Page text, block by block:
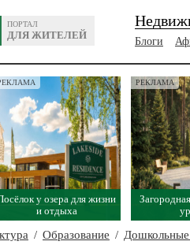
ПОРТАЛ
ДЛЯ ЖИТЕЛЕЙ
Блоги
у озера для жизни
и отдыха
РЕКЛАМА
/ Образование /